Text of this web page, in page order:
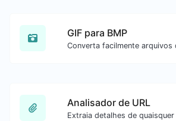
GIF para BMP
Analisador de URL